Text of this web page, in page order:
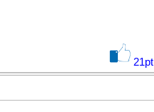
21pt